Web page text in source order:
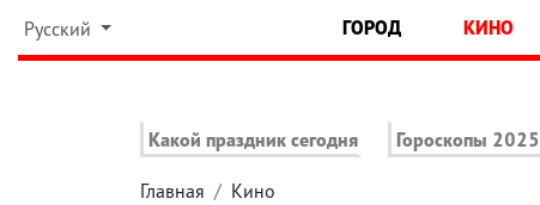
Русский ГОРОД КИНО
Какой праздник сегодня Гороскопы 2025
Главная Кино